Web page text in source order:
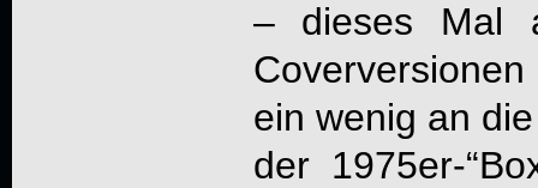
– dieses Mal
ein wenig an
der 1975er-